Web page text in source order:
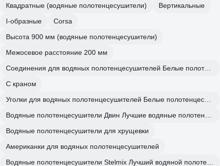
Квадратные (водяные полотенцесушители)
Вертикальные
I-образные
Corsa
Высота 900 мм (водяные полотенцесушители)
Межосевое расстояние 200 мм
Соединения для водяных полотенцесушителей Белые полотенцесушители
С краном
Водяные полотенцесушители для хрущевки
Американки для водяных полотенцесушителей